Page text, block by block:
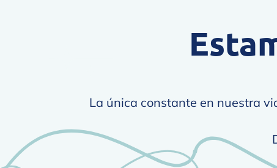
La única constante en nuestra